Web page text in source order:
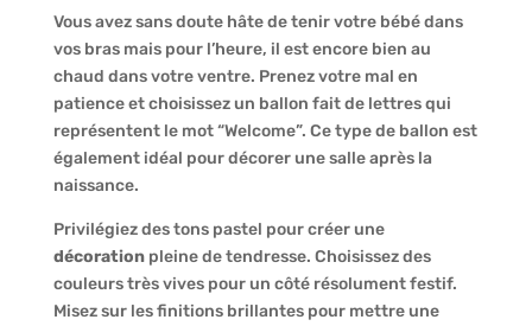
Vous avez sans doute hâte de tenir votre bébé dans
vos bras mais pour l’heure, il est encore bien au
chaud dans votre ventre. Prenez votre mal en
patience et choisissez un ballon fait de lettres qui
représentent le mot “Welcome”. Ce type de ballon est
également idéal pour décorer une salle après la
naissance.
Privilégiez des tons pastel pour créer une
décorationpleine de tendresse. Choisissez des
couleurs très vives pour un côté résolument festif.
Misez sur les finitions brillantes pour mettre une